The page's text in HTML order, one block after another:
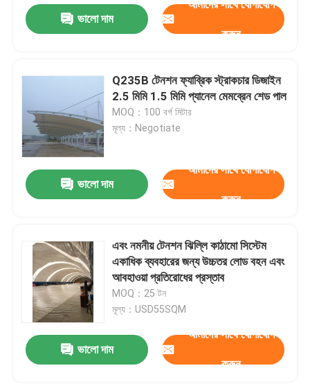
বাড়ি
ভালো দাম
আমাদের সাথে যোগাযোগ
করুন
Q235B টেনশন ফ্যাব্রিক স্ট্রাকচার ডিজাইন
2.5 মিমি 1.5 মিমি প্যানেল মেমব্রেন শেড পাল
MOQ：100 বর্গ মিটার
মূল্য：Negotiate
ভালো দাম
আমাদের সাথে যোগাযোগ
করুন
এবং নমনীয় টেনশন ঝিল্লি কাঠামো সিস্টেম
একাধিক ব্যবহারের জন্য উচ্চতর লোড বহন এবং
আবহাওয়া প্রতিরোধের প্রস্তাব
MOQ：25 টন
মূল্য：USD55SQM
ভালো দাম
আমাদের সাথে যোগাযোগ
করুন